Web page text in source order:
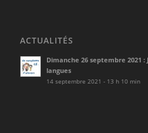
ACTUALITÉS
Dimanche 26 septembre 2021
langues
14 septembre 2021 - 13 h 10 min